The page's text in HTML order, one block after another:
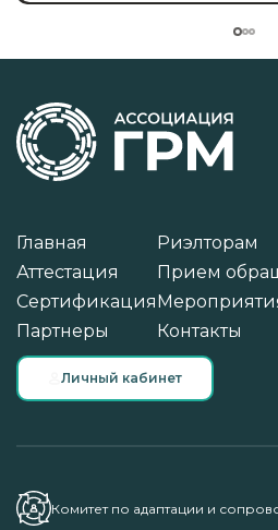
Главная
Аттестация
Сертификация
Партнеры
Риэлторам
Прием
Контакты
Личный кабинет
Комитет по адаптации и